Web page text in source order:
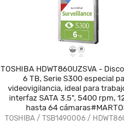
TOSHIBA HDWT860UZSVA -
6 TB, Serie S300 especial
videovigilancia, ideal para
interfaz SATA 3.5", 5400 rpm,
hasta 64
TOSHIBA / TSB1490006 /